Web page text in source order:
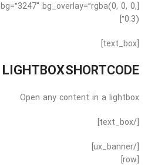
bg_overlay=”rgba(0, 0, 0,
0.3)”]
[text_box]
LIGHTBOX SHORTCODE
Open any content in a lightbox
[/text_box]
[/ux_banner]
[row]